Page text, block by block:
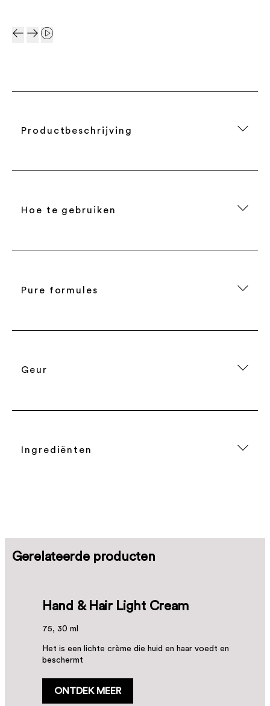
Productbeschrijving
Hoe te gebruiken
Pure formules
Geur
Ingrediënten
Gerelateerde producten
Hand & Hair Light Cream
75, 30 ml
Het is een lichte crème die huid en haar voedt en
beschermt
ONTDEK MEER